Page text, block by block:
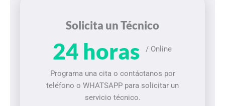
Solicita un Técnico
24 horas / Online
Programa una cita o contáctanos por
teléfono o WHATSAPP para solicitar un
servicio técnico.